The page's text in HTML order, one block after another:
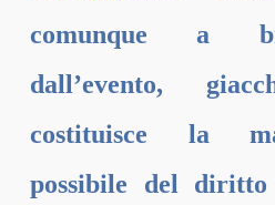
comunque a
dall’evento,
costituisce la
possibile del